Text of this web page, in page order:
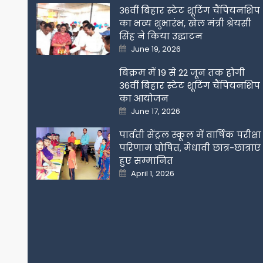
36वीं बिहार स्टेट शूटिंग चैंपियनशिप
का भव्य शुभारंभ, खेल मंत्री श्रेयसी
सिंह ने किया उद्घाटन
Posted
on
June 19, 2026
बिक्रम में 19 से 22 जून तक होगी
36वीं बिहार स्टेट शूटिंग चैंपियनशिप
का आयोजन
Posted
on
June 17, 2026
पार्वती सेंट्रल स्कूल में वार्षिक परीक्षा
परिणाम घोषित, मेधावी छात्र-छात्राएं
हुए सम्मानित
Posted
on
April 1, 2026